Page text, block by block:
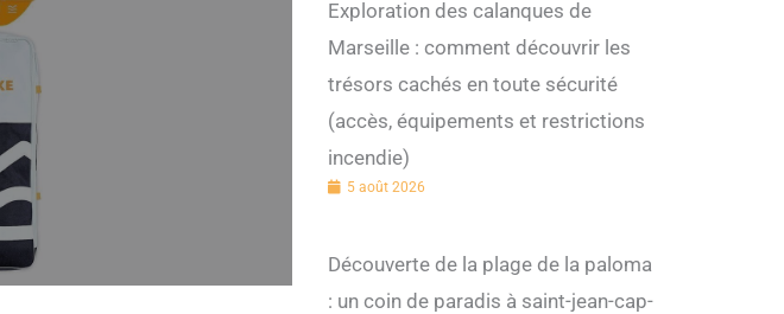
Exploration des calanques de
Marseille : comment découvrir les
trésors cachés en toute sécurité
(accès, équipements et restrictions
incendie)
5 août 2026
Découverte de la plage de la paloma
: un coin de paradis à saint-jean-cap-